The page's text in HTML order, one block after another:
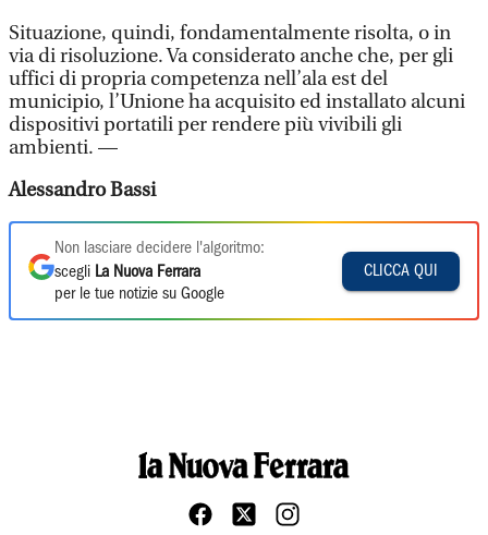
Situazione, quindi, fondamentalmente risolta, o in
via di risoluzione. Va considerato anche che, per gli
uffici di propria competenza nell’ala est del
municipio, l’Unione ha acquisito ed installato alcuni
dispositivi portatili per rendere più vivibili gli
ambienti. —
Alessandro Bassi
Non lasciare decidere l'algoritmo:
scegli La Nuova Ferrara
per le tue notizie su Google
CLICCA QUI